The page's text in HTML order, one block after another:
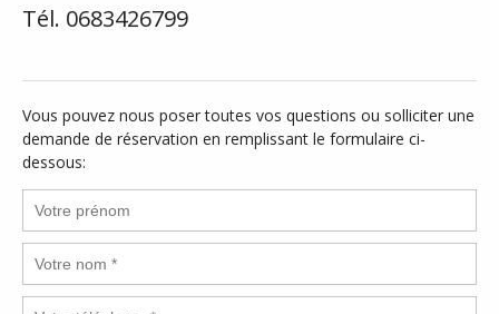
Tél. 0683426799
Vous pouvez nous poser toutes vos questions ou solliciter une
demande de réservation en remplissant le formulaire ci-
dessous: